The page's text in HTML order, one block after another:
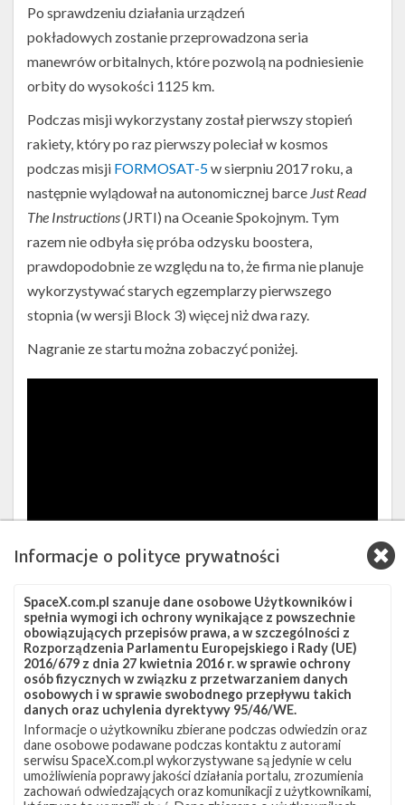
Po sprawdzeniu działania urządzeń
pokładowych zostanie przeprowadzona seria
manewrów orbitalnych, które pozwolą na podniesienie
orbity do wysokości 1125 km.
Podczas misji wykorzystany został pierwszy stopień
rakiety, który po raz pierwszy poleciał w kosmos
podczas misji FORMOSAT-5w sierpniu 2017 roku, a
następnie wylądował na autonomicznej barce Just Read
The Instructions(JRTI) na Oceanie Spokojnym. Tym
razem nie odbyła się próba odzysku boostera,
prawdopodobnie ze względu na to, że firma nie planuje
wykorzystywać starych egzemplarzy pierwszego
stopnia (w wersji Block 3) więcej niż dwa razy.
Nagranie ze startu można zobaczyć poniżej.
Źródła:hisdeSAT,Gunter's Space Page (1),Gunter's
Space Page (2), Earth Observation Portal,FCC
Szukaj po tematach
Falcon 9 Internet MicroSat 2a MicroSat 2b
Paz SLC-4E Starlink hisdeSAT
Artykuł stworzyli
Informacje o polityce prywatności
SpaceX.com.pl szanuje dane osobowe Użytkowników i
spełnia wymogi ich ochrony wynikające z powszechnie
obowiązujących przepisów prawa, a w szczególności z
Rozporządzenia Parlamentu Europejskiego i Rady (UE)
2016/679 z dnia 27 kwietnia 2016 r. w sprawie ochrony
osób fizycznych w związku z przetwarzaniem danych
osobowych i w sprawie swobodnego przepływu takich
danych oraz uchylenia dyrektywy 95/46/WE.
Informacje o użytkowniku zbierane podczas odwiedzin oraz
dane osobowe podawane podczas kontaktu z autorami
serwisu SpaceX.com.pl wykorzystywane są jedynie w celu
umożliwienia poprawy jakości działania portalu, zrozumienia
zachowań odwiedzających oraz komunikacji z użytkownikami,